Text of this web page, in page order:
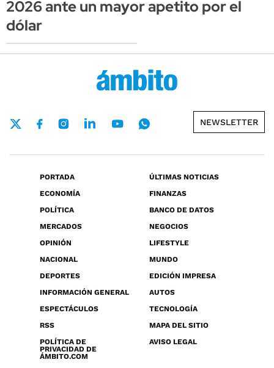
2026 ante un mayor apetito por el
dólar
NEWSLETTER
PORTADA
ÚLTIMAS NOTICIAS
ECONOMÍA
FINANZAS
POLÍTICA
BANCO DE DATOS
MERCADOS
NEGOCIOS
OPINIÓN
LIFESTYLE
NACIONAL
MUNDO
DEPORTES
EDICIÓN IMPRESA
INFORMACIÓN GENERAL
AUTOS
ESPECTÁCULOS
TECNOLOGÍA
RSS
MAPA DEL SITIO
POLÍTICA DE
PRIVACIDAD DE
ÁMBITO.COM
AVISO LEGAL